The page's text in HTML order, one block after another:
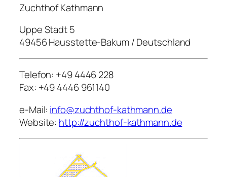
Zuchthof Kathmann
Uppe Stadt 5
49456 Hausstette-Bakum / Deutschland
Telefon: +49 4446 228
Fax: +49 4446 961140
e-Mail: info@zuchthof-kathmann.de
Website: http://zuchthof-kathmann.de